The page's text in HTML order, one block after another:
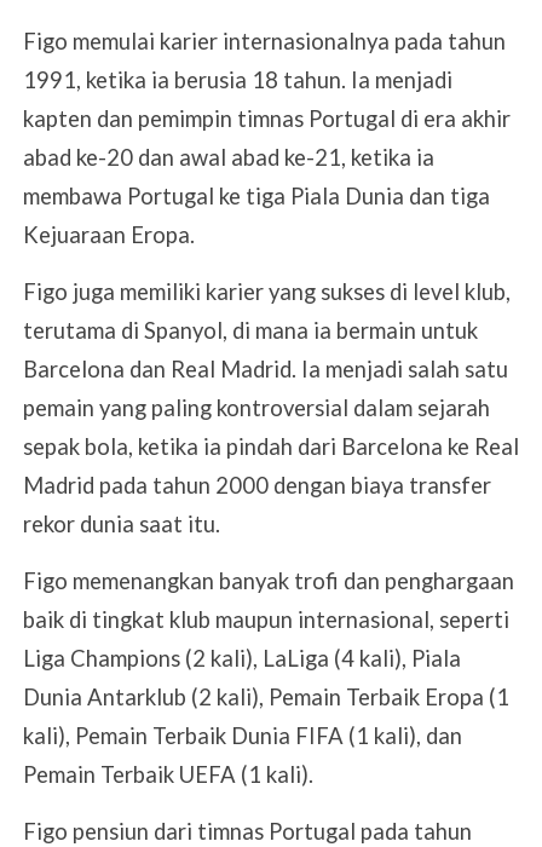
Figo memulai karier internasionalnya pada tahun
1991, ketika ia berusia 18 tahun. Ia menjadi
kapten dan pemimpin timnas Portugal di era akhir
abad ke-20 dan awal abad ke-21, ketika ia
membawa Portugal ke tiga Piala Dunia dan tiga
Kejuaraan Eropa.
Figo juga memiliki karier yang sukses di level klub,
terutama di Spanyol, di mana ia bermain untuk
Barcelona dan Real Madrid. Ia menjadi salah satu
pemain yang paling kontroversial dalam sejarah
sepak bola, ketika ia pindah dari Barcelona ke Real
Madrid pada tahun 2000 dengan biaya transfer
rekor dunia saat itu.
Figo memenangkan banyak trofi dan penghargaan
baik di tingkat klub maupun internasional, seperti
Liga Champions (2 kali), LaLiga (4 kali), Piala
Dunia Antarklub (2 kali), Pemain Terbaik Eropa (1
kali), Pemain Terbaik Dunia FIFA (1 kali), dan
Pemain Terbaik UEFA (1 kali).
Figo pensiun dari timnas Portugal pada tahun